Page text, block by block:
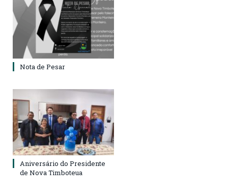
Nota de Pesar
Aniversário do Presidente
de Nova Timboteua